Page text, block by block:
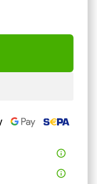
info_outline
info_outline